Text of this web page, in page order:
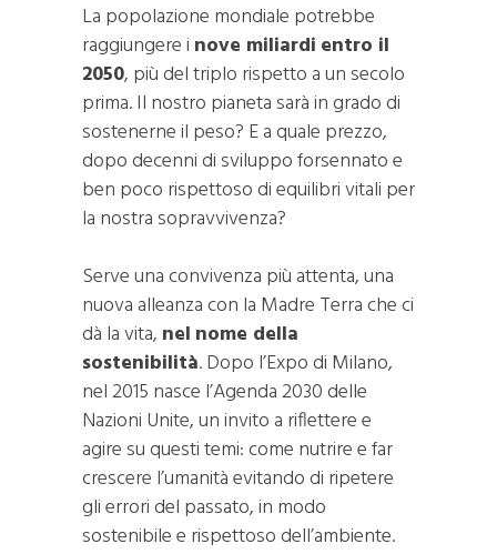
La popolazione mondiale potrebbe
raggiungere i nove miliardi entro il
2050, più del triplo rispetto a un secolo
prima. Il nostro pianeta sarà in grado di
sostenerne il peso? E a quale prezzo,
dopo decenni di sviluppo forsennato e
ben poco rispettoso di equilibri vitali per
la nostra sopravvivenza?
Serve una convivenza più attenta, una
nuova alleanza con la Madre Terra che ci
dà la vita, nel nome della
sostenibilità. Dopo l’Expo di Milano,
nel 2015 nasce l’Agenda 2030 delle
Nazioni Unite, un invito a riflettere e
agire su questi temi: come nutrire e far
crescere l’umanità evitando di ripetere
gli errori del passato, in modo
sostenibile e rispettoso dell’ambiente.